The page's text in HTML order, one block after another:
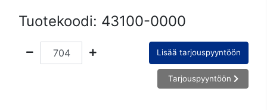
Tuotekoodi: 43100-0000
Lisää tarjouspyyntöön
Tarjouspyyntöön